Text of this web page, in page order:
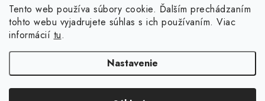
Tento web používa súbory cookie. Ďalším prechádzaním
tohto webu vyjadrujete súhlas s ich používaním. Viac
informácií tu.
Nastavenie
16.4.2026
Rozmery biliardového stola
26.6.2025
Facebook
Zákaznícky účet
Všeobecné obchodné podmienky